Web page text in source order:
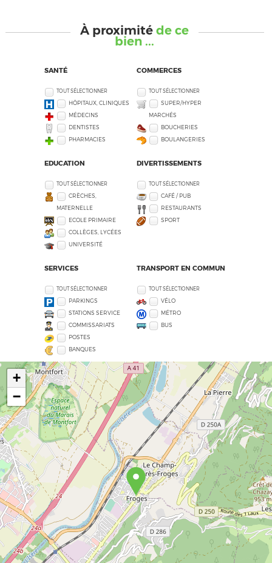
À proximitéde ce
bien ...
SANTÉ
TOUT SÉLECTIONNER
HÔPITAUX, CLINIQUES
MÉDECINS
DENTISTES
PHARMACIES
COMMERCES
TOUT SÉLECTIONNER
SUPER/HYPER
MARCHÉS
BOUCHERIES
BOULANGERIES
EDUCATION
TOUT SÉLECTIONNER
CRÈCHES,
MATERNELLE
ECOLE PRIMAIRE
COLLÈGES, LYCÉES
UNIVERSITÉ
DIVERTISSEMENTS
TOUT SÉLECTIONNER
CAFÉ / PUB
RESTAURANTS
SPORT
SERVICES
TOUT SÉLECTIONNER
PARKINGS
STATIONS SERVICE
COMMISSARIATS
POSTES
BANQUES
TRANSPORT EN COMMUN
TOUT SÉLECTIONNER
VÉLO
MÉTRO
BUS
+
−